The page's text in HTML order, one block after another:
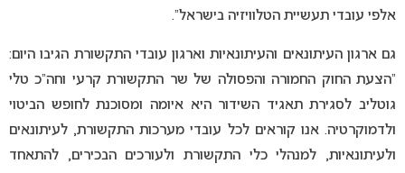
אלפי עובדי תעשיית הטלוויזיה בישראל”.
גם ארגון העיתונאים והעיתונאיות וארגון עובדי התקשורת הגיבו היום:
“הצעת החוק החמורה והפסולה של שר התקשורת קרעי וחה”כ טלי
גוטליב לסגירת תאגיד השידור היא איומה ומסוכנת לחופש הביטוי
ולדמוקרטיה. אנו קוראים לכל עובדי מערכות התקשורת, לעיתונאים
ולעיתונאיות, למנהלי כלי התקשורת ולעורכים הבכירים, להתאחד